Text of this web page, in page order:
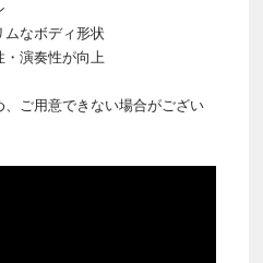
ムなボディ形状
・演奏性が向上
ご用意できない場合がござい